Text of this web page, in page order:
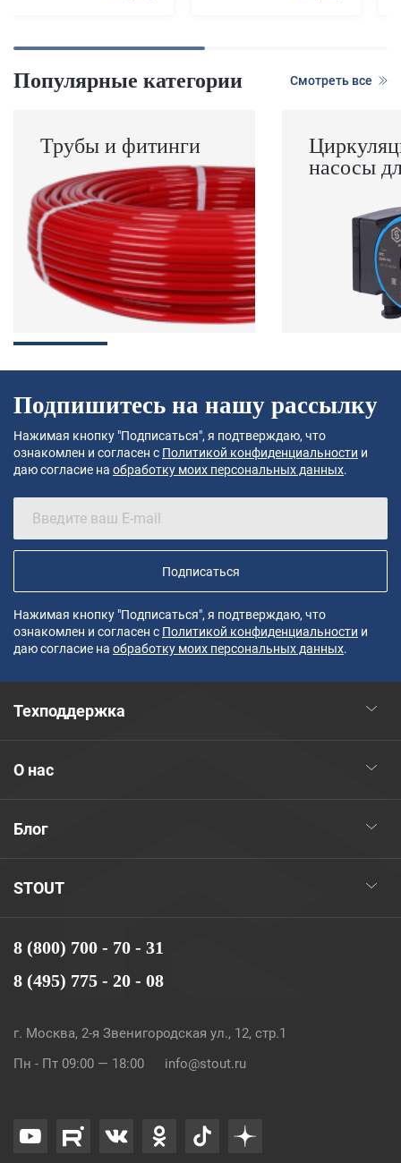
Популярные категории Смотреть все
Трубы и фитинги
насосы
Подпишитесь на нашу рассылку
Нажимая кнопку "Подписаться", я подтверждаю, что
ознакомлен и согласен с Политикой конфиденциальности и
даю согласие на обработку моих персональных данных.
Подписаться
Нажимая кнопку "Подписаться", я подтверждаю, что
ознакомлен и согласен с Политикой конфиденциальности и
даю согласие на обработку моих персональных данных.
8 (800) 700 - 70 - 31
8 (495) 775 - 20 - 08
г. Москва, 2-я Звенигородская ул., 12, стр.1
Пн - Пт 09:00 — 18:00
info@stout.ru
STOUT
Блог
О нас
Техподдержка